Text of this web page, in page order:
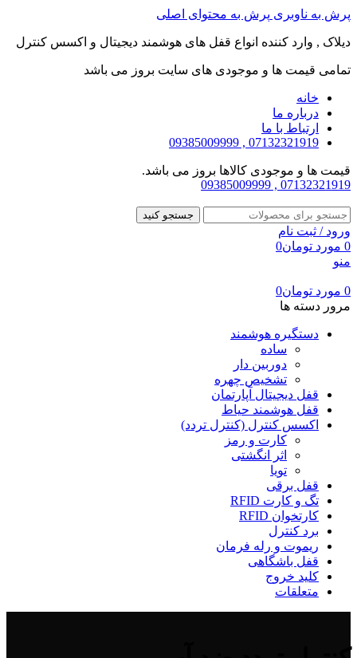
پرش به ناوبری پرش به محتوای اصلی
دیلاک , وارد کننده انواع قفل های هوشمند دیجیتال و اکسس کنترل
تمامی قیمت ها و موجودی های سایت بروز می باشد
خانه
درباره ما
ارتباط با ما
07132321919 , 09385009999
قیمت ها و موجودی کالاها بروز می باشد.
07132321919 , 09385009999
جستجو کنید
ورود / ثبت نام
0 مورد تومان0
منو
0 مورد تومان0
مرور دسته ها
دستگیره هوشمند
ساده
دوربین دار
تشخیص چهره
قفل دیجیتال آپارتمان
قفل هوشمند حیاط
اکسس کنترل (کنترل تردد)
کارت و رمز
اثر انگشتی
تویا
قفل برقی
تگ و کارت RFID
کارتخوان RFID
برد کنترل
ریموت و رله فرمان
قفل باشگاهی
کلید خروج
متعلقات